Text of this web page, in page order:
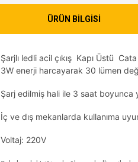
ÜRÜN BİLGİSİ
Şarjlı ledli acil çıkış Kapı Üstü
3W enerji harcayarak 30 lümen
Şarj edilmiş hali ile 3 saat boyunca
İç ve dış mekanlarda kullanıma
Voltaj: 220V